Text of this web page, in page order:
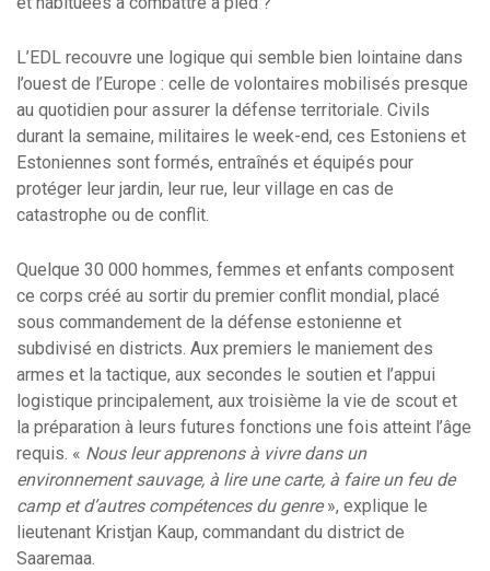
L’EDL recouvre une logique qui semble bien lointaine dans
l’ouest de l’Europe : celle de volontaires mobilisés presque
au quotidien pour assurer la défense territoriale. Civils
durant la semaine, militaires le week-end, ces Estoniens et
Estoniennes sont formés, entraînés et équipés pour
protéger leur jardin, leur rue, leur village en cas de
catastrophe ou de conflit.
Quelque 30 000 hommes, femmes et enfants composent
ce corps créé au sortir du premier conflit mondial, placé
sous commandement de la défense estonienne et
subdivisé en districts. Aux premiers le maniement des
armes et la tactique, aux secondes le soutien et l’appui
logistique principalement, aux troisième la vie de scout et
la préparation à leurs futures fonctions une fois atteint l’âge
requis. « Nous leur apprenons à vivre dans un
environnement sauvage, à lire une carte, à faire un feu de
camp et d’autres compétences du genre», explique le
lieutenant Kristjan Kaup, commandant du district de
Saaremaa.